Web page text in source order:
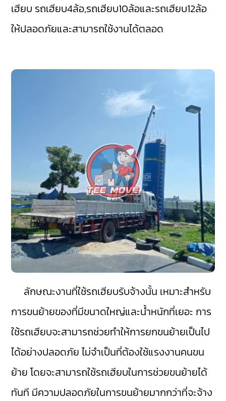
เฮียบ รถเฮียบ4ล้อ,รถเฮียบ10ล้อและรถเฮียบ12ล้อ
ให้ปลอดภัยและสามารถใช้งานได้ตลอด
ลักษณะงานที่ใช้รถเฮียบรับจ้างนั้น เหมาะสำหรับ
การขนย้ายของที่มีขนาดใหญ่และน้ำหนักที่เยอะ การ
ใช้รถเฮียบจะสามารถช่วยทำให้การยกขนย้ายเป็นไป
ได้อย่างปลอดภัย ไม่จำเป็นที่ต้องใช้แรงงานคนขน
ย้าย โดยจะสามารถใช้รถเฮียบในการช่วยขนย้ายได้
ทันที มีความปลอดภัยในการขนย้ายมากกว่าที่จะจ้าง